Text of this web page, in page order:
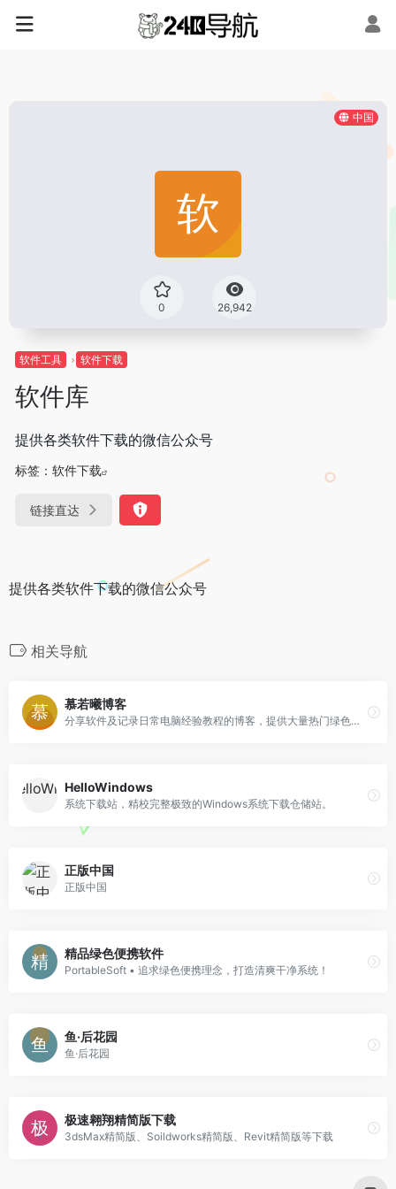
中国
0 26,942
软件工具 软件下载
软件库
提供各类软件下载的微信公众号
标签： 软件下载
链接直达
提供各类软件下载的微信公众号
相关导航
慕若曦博客
分享软件及记录日常电脑经验教程的博客，提供大量热门绿色软件、汉化软件、免费软件、原创软件下载，是业内一流的资源分享博客。
HelloWindows
系统下载站，精校完整极致的Windows系统下载仓储站。
正版中国
正版中国
精品绿色便携软件
PortableSoft • 追求绿色便携理念，打造清爽干净系统！
鱼·后花园
鱼·后花园
极速翱翔精简版下载
3dsMax精简版、Soildworks精简版、Revit精简版等下载